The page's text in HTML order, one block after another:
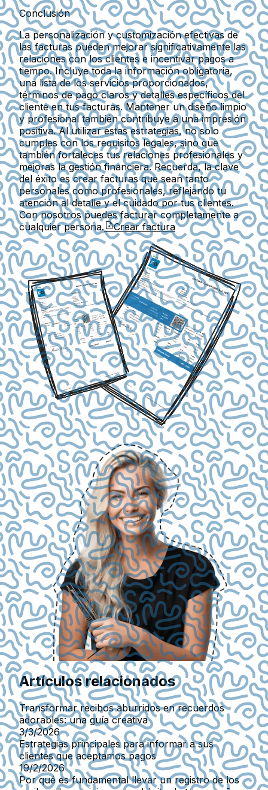
Conclusión
La personalización y customización efectivas de
las facturas pueden mejorar significativamente las
relaciones con los clientes e incentivar pagos a
tiempo. Incluye toda la información obligatoria,
una lista de los servicios proporcionados,
términos de pago claros y detalles específicos del
cliente en tus facturas. Mantener un diseño limpio
y profesional también contribuye a una impresión
positiva. Al utilizar estas estrategias, no solo
cumples con los requisitos legales, sino que
también fortaleces tus relaciones profesionales y
mejoras la gestión financiera. Recuerda, la clave
del éxito es crear facturas que sean tanto
personales como profesionales, reflejando tu
atención al detalle y el cuidado por tus clientes.
Con nosotros puedes facturar completamente a
cualquier persona.
Crear factura
Artículos relacionados
Transformar recibos aburridos en recuerdos
adorables: una guía creativa
3/3/2026
Estrategias principales para informar a sus
clientes que aceptamos pagos
19/2/2026
Por qué es fundamental llevar un registro de los